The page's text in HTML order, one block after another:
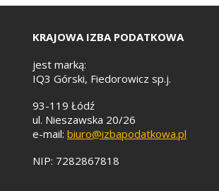
KRAJOWA IZBA PODATKOWA
jest marką:
IQ3 Górski, Fiedorowicz sp.j.
93-119 Łódź
ul. Nieszawska 20/26
e-mail: biuro@izbapodatkowa.pl
NIP: 7282867818